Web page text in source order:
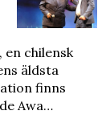
chilensk
äldsta
finns
Awa…